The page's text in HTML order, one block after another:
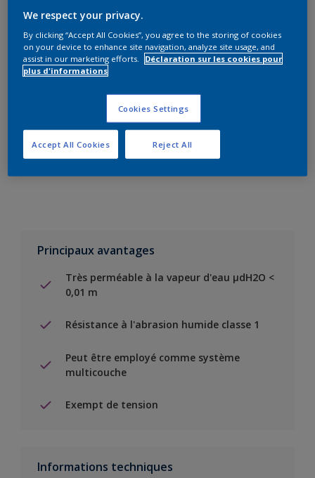
Add to Shopping list
Trouver un magasin
Principaux avantages
Très perméable à la vapeur d'eau µdH2O <
0,01 m
Résistance à l'abrasion humide classe 1
Peut être employé comme système
multicouche
Exempt de tension
Informations techniques
We respect your privacy.
By clicking “Accept All Cookies”, you agree to the storing of cookies
on your device to enhance site navigation, analyze site usage, and
assist in our marketing efforts.
Déclaration sur les cookies pour
plus d'informations
Cookies Settings
Reject All
Accept All Cookies